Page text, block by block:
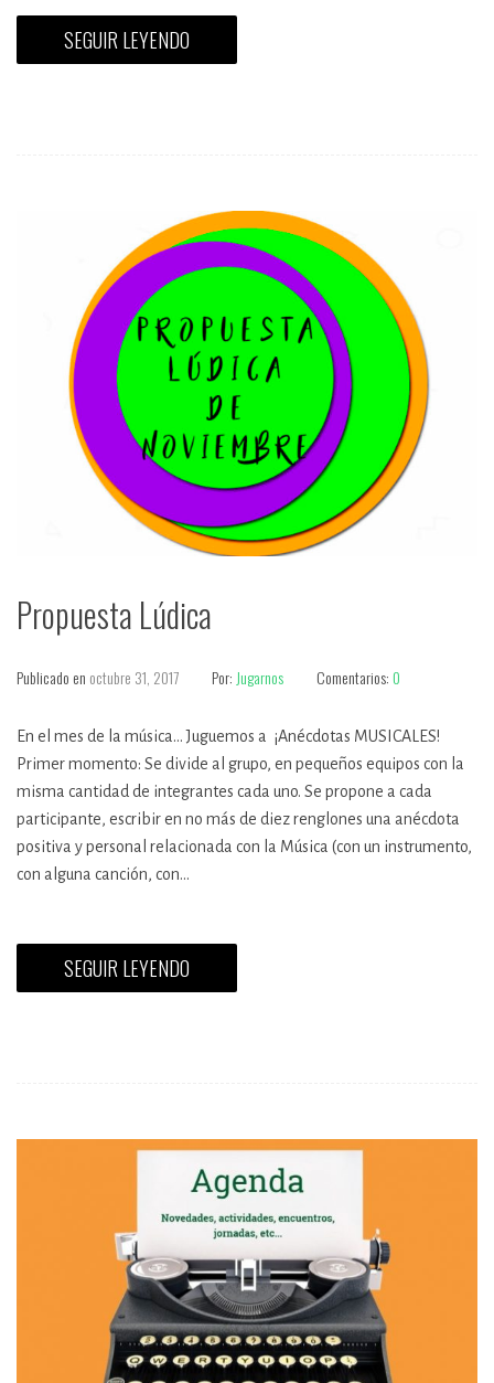
SEGUIR LEYENDO
Propuesta Lúdica
Publicado en octubre 31, 2017 Por: Jugarnos Comentarios: 0
En el mes de la música… Juguemos a ¡Anécdotas MUSICALES!
Primer momento: Se divide al grupo, en pequeños equipos con la
misma cantidad de integrantes cada uno. Se propone a cada
participante, escribir en no más de diez renglones una anécdota
positiva y personal relacionada con la Música (con un instrumento,
con alguna canción, con…
SEGUIR LEYENDO